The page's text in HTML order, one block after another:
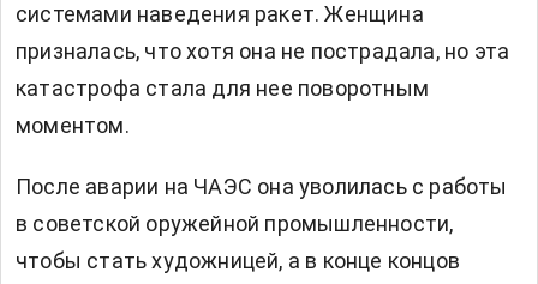
системами наведения ракет. Женщина
призналась, что хотя она не пострадала, но эта
катастрофа стала для нее поворотным
моментом.
После аварии на ЧАЭС она уволилась с работы
в советской оружейной промышленности,
чтобы стать художницей, а в конце концов